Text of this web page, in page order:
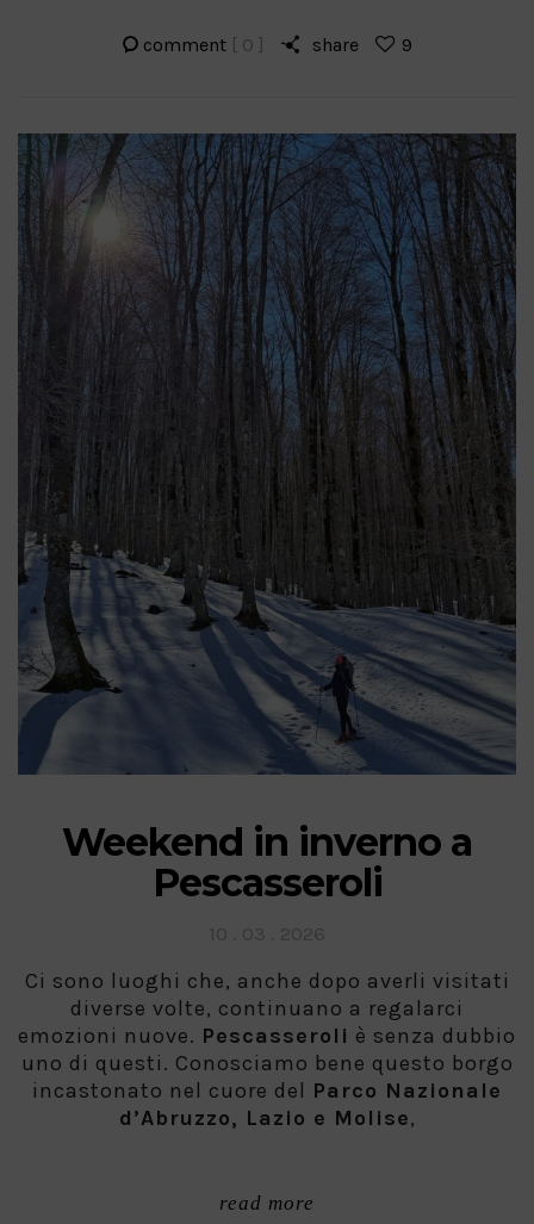
comment [ 0 ] share 9
Weekend in inverno a
Pescasseroli
Ci sono luoghi che, anche dopo averli visitati
diverse volte, continuano a regalarci
emozioni nuove. Pescasseroli è senza dubbio
uno di questi. Conosciamo bene questo borgo
incastonato nel cuore del Parco Nazionale
d’Abruzzo, Lazio e Molise,
read more